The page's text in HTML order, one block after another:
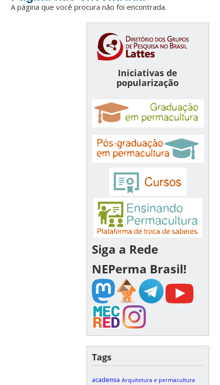
A página que você procura não foi encontrada.
Iniciativas de
popularização
Siga a Rede
NEPerma Brasil!
Tags
academia Arquitetura e permacultura